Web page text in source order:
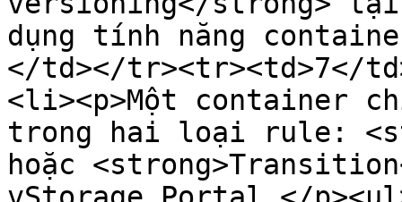
dụng tính năng
</td></tr><tr><td>7</
<li><p>Một container
trong hai loại rule:
hoặc